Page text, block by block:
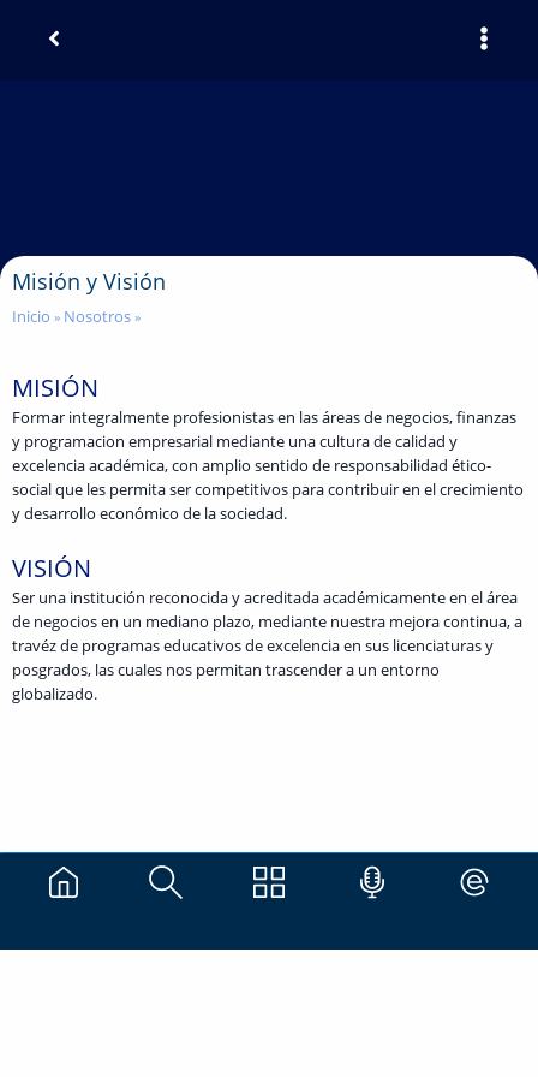
Misión y Visión
Inicio » Nosotros »
MISIÓN
Formar integralmente profesionistas en las áreas de negocios, finanzas
y programacion empresarial mediante una cultura de calidad y
excelencia académica, con amplio sentido de responsabilidad ético-
social que les permita ser competitivos para contribuir en el crecimiento
y desarrollo económico de la sociedad.
VISIÓN
Ser una institución reconocida y acreditada académicamente en el área
de negocios en un mediano plazo, mediante nuestra mejora continua, a
travéz de programas educativos de excelencia en sus licenciaturas y
posgrados, las cuales nos permitan trascender a un entorno
globalizado.